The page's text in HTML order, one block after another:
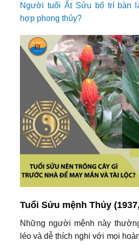
Người tuổi Ất Sửu bố trí bàn
hợp phong thủy?
Tuổi Sửu mệnh Thủy
Những người mệnh này
léo và dễ thích nghi với mọi